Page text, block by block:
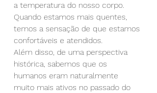
a temperatura do nosso corpo.
Quando estamos mais quentes,
temos a sensação de que estamos
confortáveis e atendidos.
Além disso, de uma perspectiva
histórica, sabemos que os
humanos eram naturalmente
muito mais ativos no passado do